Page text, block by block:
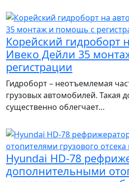
Корейский гидроборт
Ивеко Дейли 35
регистрации
Гидроборт – неотъемлемая
грузовых автомобилей. Такая
существенно облегчает…
Hyundai HD-78
дополнительными